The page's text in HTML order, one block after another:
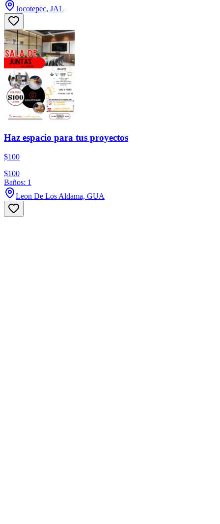
Jocotepec, JAL
Haz espacio para tus proyectos
$100
$100
Baños: 1
Leon De Los Aldama, GUA